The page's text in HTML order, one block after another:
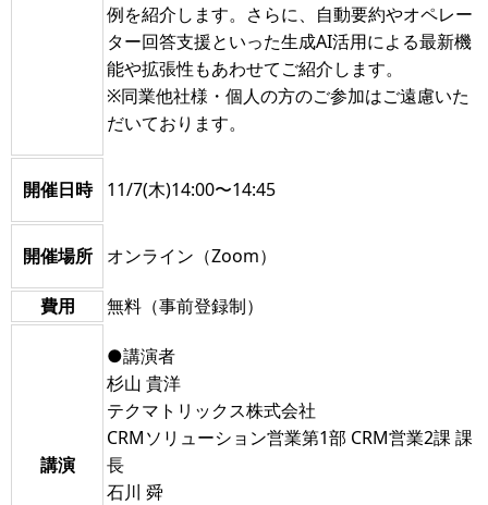
例を紹介します。さらに、自動要約やオペレー
ター回答支援といった生成AI活用による最新機
能や拡張性もあわせてご紹介します。
※同業他社様・個人の方のご参加はご遠慮いた
だいております。
開催日時 11/7(木)14:00〜14:45
開催場所 オンライン（Zoom）
費用 無料（事前登録制）
講演
●講演者
杉山 貴洋
テクマトリックス株式会社
CRMソリューション営業第1部 CRM営業2課 課
長
石川 舜